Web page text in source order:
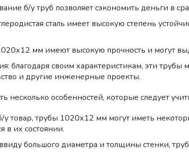
б/у труб позволяет сэкономить деньги в
сталь имеет высокую степень
мм имеют высокую прочность и могут
своим характеристикам, эти трубы
и другие инженерные проекты.
несколько особенностей, которые следует
у товар, трубы 1020х12 мм могут иметь
в их состоянии.
большого диаметра и толщины стенки,